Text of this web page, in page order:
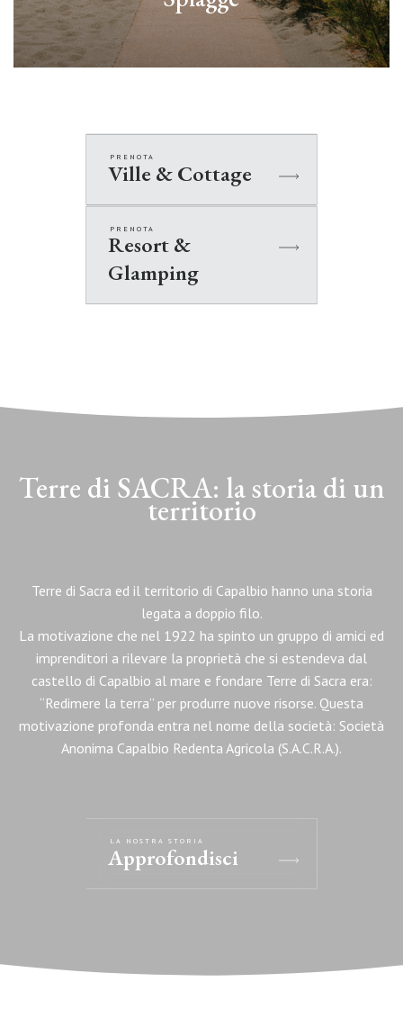
Scopri di più
Ville & Cottage
PRENOTA
Resort &
Glamping
PRENOTA
Terre di SACRA: la storia di un
territorio
Terre di Sacra ed il territorio di Capalbio hanno una storia
legata a doppio filo.
La motivazione che nel 1922 ha spinto un gruppo di amici ed
imprenditori a rilevare la proprietà che si estendeva dal
castello di Capalbio al mare e fondare Terre di Sacra era:
“Redimere la terra” per produrre nuove risorse. Questa
motivazione profonda entra nel nome della società: Società
Anonima Capalbio Redenta Agricola (S.A.C.R.A.).
Approfondisci
LA NOSTRA STORIA